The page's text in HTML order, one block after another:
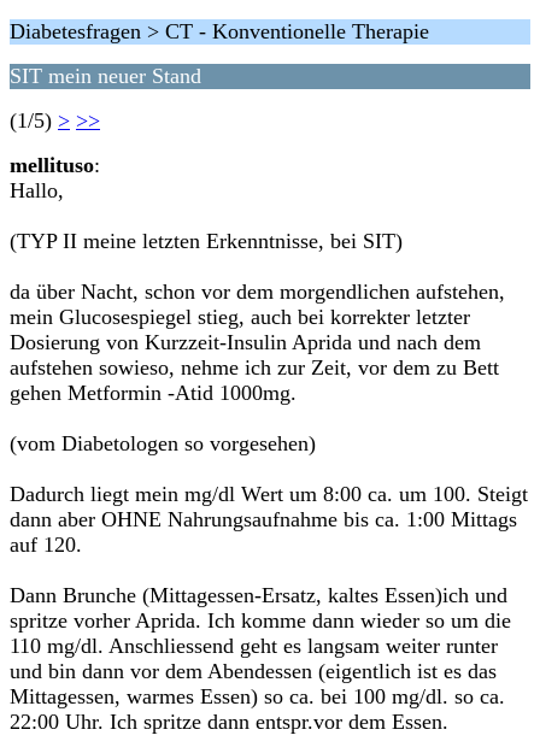
Diabetesfragen > CT - Konventionelle Therapie
SIT mein neuer Stand
(1/5) > >>
mellituso:
Hallo,
(TYP II meine letzten Erkenntnisse, bei SIT)
da über Nacht, schon vor dem morgendlichen aufstehen,
mein Glucosespiegel stieg, auch bei korrekter letzter
Dosierung von Kurzzeit-Insulin Aprida und nach dem
aufstehen sowieso, nehme ich zur Zeit, vor dem zu Bett
gehen Metformin -Atid 1000mg.
(vom Diabetologen so vorgesehen)
Dadurch liegt mein mg/dl Wert um 8:00 ca. um 100. Steigt
dann aber OHNE Nahrungsaufnahme bis ca. 1:00 Mittags
auf 120.
Dann Brunche (Mittagessen-Ersatz, kaltes Essen)ich und
spritze vorher Aprida. Ich komme dann wieder so um die
110 mg/dl. Anschliessend geht es langsam weiter runter
und bin dann vor dem Abendessen (eigentlich ist es das
Mittagessen, warmes Essen) so ca. bei 100 mg/dl. so ca.
22:00 Uhr. Ich spritze dann entspr.vor dem Essen.